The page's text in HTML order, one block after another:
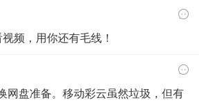
频，用你还有毛线！
网盘准备。移动彩云虽然垃圾，但有